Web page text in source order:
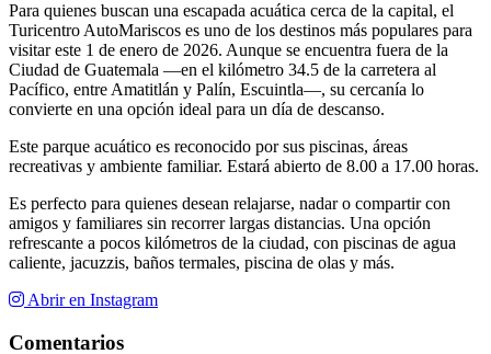
Para quienes buscan una escapada acuática cerca de la capital, el
Turicentro AutoMariscos es uno de los destinos más populares para
visitar este 1 de enero de 2026. Aunque se encuentra fuera de la
Ciudad de Guatemala —en el kilómetro 34.5 de la carretera al
Pacífico, entre Amatitlán y Palín, Escuintla—, su cercanía lo
convierte en una opción ideal para un día de descanso.
Este parque acuático es reconocido por sus piscinas, áreas
recreativas y ambiente familiar. Estará abierto de 8.00 a 17.00 horas.
Es perfecto para quienes desean relajarse, nadar o compartir con
amigos y familiares sin recorrer largas distancias. Una opción
refrescante a pocos kilómetros de la ciudad, con piscinas de agua
caliente, jacuzzis, baños termales, piscina de olas y más.
Abrir en Instagram
Comentarios